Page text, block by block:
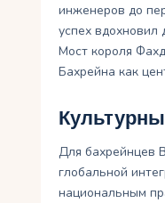
инженеров до
успех вдохновил
Мост короля
Бахрейна как
Для бахрейнцев
глобальной
национальным